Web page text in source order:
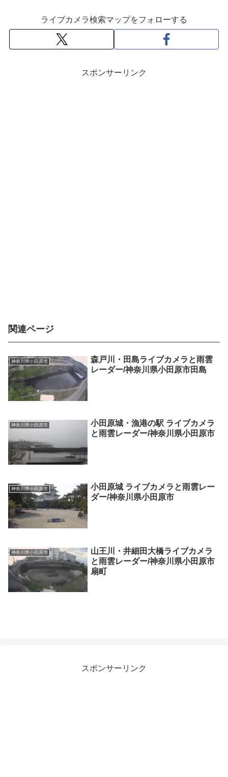
ライブカメラ検索マップをフォローする
スポンサーリンク
関連ページ
神奈川県小田原市
森戸川・田島ライブカメラと雨雲
レーダー/神奈川県小田原市田島
神奈川県小田原市
小田原城・漁港の駅 ライブカメラ
と雨雲レーダー/神奈川県小田原市
神奈川県小田原市
小田原城 ライブカメラと雨雲レー
ダー/神奈川県小田原市
神奈川県小田原市
山王川・井細田大橋ライブカメラ
と雨雲レーダー/神奈川県小田原市
扇町
スポンサーリンク